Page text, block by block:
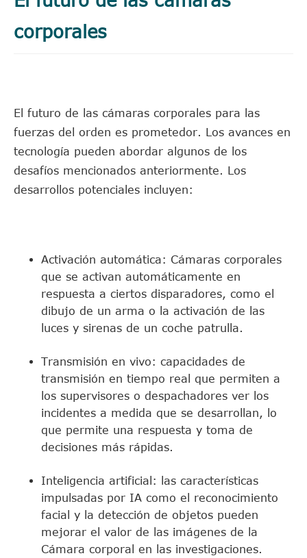
corporales
El futuro de las cámaras corporales para las
fuerzas del orden es prometedor. Los avances en
tecnología pueden abordar algunos de los
desafíos mencionados anteriormente. Los
desarrollos potenciales incluyen:
Activación automática: Cámaras corporales
que se activan automáticamente en
respuesta a ciertos disparadores, como el
dibujo de un arma o la activación de las
luces y sirenas de un coche patrulla.
Transmisión en vivo: capacidades de
transmisión en tiempo real que permiten a
los supervisores o despachadores ver los
incidentes a medida que se desarrollan, lo
que permite una respuesta y toma de
decisiones más rápidas.
Inteligencia artificial: las características
impulsadas por IA como el reconocimiento
facial y la detección de objetos pueden
mejorar el valor de las imágenes de la
Cámara corporal en las investigaciones.